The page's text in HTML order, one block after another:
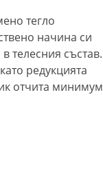
тегло
начина си
телесния състав.
редукцията
отчита минимум